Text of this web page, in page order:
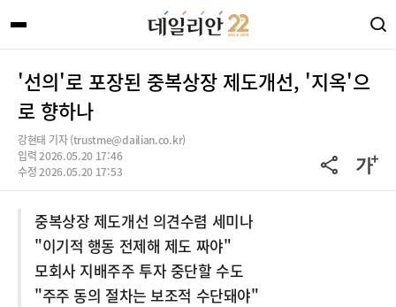
'선의'로 포장된 중복상장 제도개선, '지옥'으
로 향하나
강현태 기자 (trustme@dailian.co.kr)
입력 2026.05.20 17:46
수정 2026.05.20 17:53
중복상장 제도개선 의견수렴 세미나
"이기적 행동 전제해 제도 짜야"
모회사 지배주주 투자 중단할 수도
"주주 동의 절차는 보조적 수단돼야"